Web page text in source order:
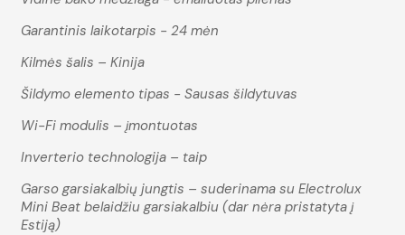
Garantinis laikotarpis - 24 mėn
Kilmės šalis – Kinija
Šildymo elemento tipas - Sausas šildytuvas
Wi-Fi modulis – įmontuotas
Inverterio technologija – taip
Garso garsiakalbių jungtis – suderinama su Electrolux
Mini Beat belaidžiu garsiakalbiu (dar nėra pristatyta į
Estiją)